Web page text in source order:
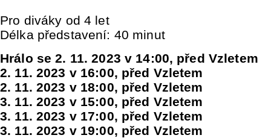
Pro diváky od 4 let
Délka představení: 40 minut
Hrálo se 2. 11. 2023 v 14:00, před Vzletem
2. 11. 2023 v 16:00, před Vzletem
2. 11. 2023 v 18:00, před Vzletem
3. 11. 2023 v 15:00, před Vzletem
3. 11. 2023 v 17:00, před Vzletem
3. 11. 2023 v 19:00, před Vzletem